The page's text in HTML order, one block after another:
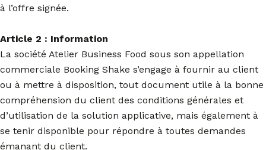
à l’offre signée.
Article 2 : Information
La société Atelier Business Food sous son appellation
commerciale Booking Shake s’engage à fournir au client
ou à mettre à disposition, tout document utile à la bonne
compréhension du client des conditions générales et
d’utilisation de la solution applicative, mais également à
se tenir disponible pour répondre à toutes demandes
émanant du client.